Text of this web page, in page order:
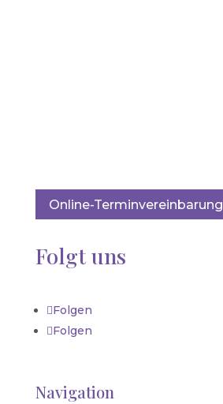
Online-Terminvereinbarung
Folgt uns
Folgen
Folgen
Navigation